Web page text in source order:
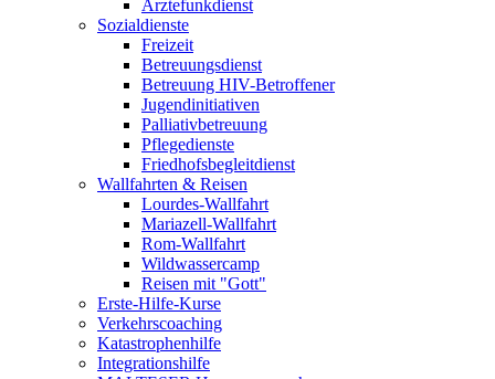
Ärztefunkdienst
Sozialdienste
Freizeit
Betreuungsdienst
Betreuung HIV-Betroffener
Jugendinitiativen
Palliativbetreuung
Pflegedienste
Friedhofsbegleitdienst
Wallfahrten & Reisen
Lourdes-Wallfahrt
Mariazell-Wallfahrt
Rom-Wallfahrt
Wildwassercamp
Reisen mit "Gott"
Erste-Hilfe-Kurse
Verkehrscoaching
Katastrophenhilfe
Integrationshilfe